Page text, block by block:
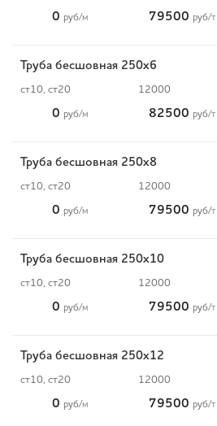
0 руб/м 79500 руб/т
Труба бесшовная 250х6
ст10, ст20 12000
0 руб/м 82500 руб/т
Труба бесшовная 250х8
ст10, ст20 12000
0 руб/м 79500 руб/т
Труба бесшовная 250х10
ст10, ст20 12000
0 руб/м 79500 руб/т
Труба бесшовная 250х12
ст10, ст20 12000
0 руб/м 79500 руб/т